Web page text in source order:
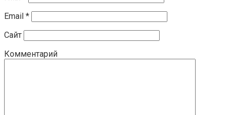
Email *
Сайт
Комментарий